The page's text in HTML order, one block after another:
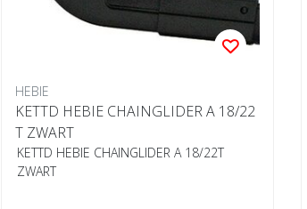
HEBIE
KETTD HEBIE CHAINGLIDER A 18/22
T ZWART
KETTD HEBIE CHAINGLIDER A 18/22T
ZWART